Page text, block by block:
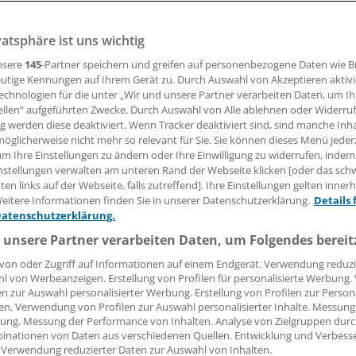
Frühchen-Station: Ein Gutachter bescheinigt den
Kliniken ein "einwandfreies Hygienekonzept". Das soll jetzt
16:05 Uhr
Januar hatten die zum Helios-Konzern gehördenden
(HSK) einen MRSA-Befall in der Neonatologie gemeldet.
Am Donnerstag erklärte die Klinik die
Befund offenbar nicht hausgemacht. Professor Arne
Kommission für Krankenhaushygiene und
habe als externer Gutachter die Station beurteilt.
der Neonatologie der Helios HSK ein einwandfreies
ist uns wichtig
145-Partner speichern und greifen auf personenbezogene Daten wie
Kennungen auf Ihrem Gerät zu. Durch Auswahl von Akzeptieren
für die unter „Wir und unsere Partner verarbeiten Daten, um
aufgeführten Zwecke. Durch Auswahl von Alle ablehnen oder
werden diese deaktiviert. Wenn Tracker deaktiviert sind, sind manche
nicht mehr so relevant für Sie. Sie können dieses Menü
Ihre Einstellungen zu ändern oder Ihre Einwilligung zu widerrufen, indem
verwalten am unteren Rand der Webseite klicken [oder das
links auf der Webseite, falls zutreffend]. Ihre Einstellungen gelten
Informationen finden Sie in unserer Datenschutzerklärung. Details
Partner verarbeiten Daten, um Folgendes
oder Zugriff auf Informationen auf einem Endgerät. Verwendung
von Werbeanzeigen. Erstellung von Profilen für personalisierte
zur Auswahl personalisierter Werbung. Erstellung von Profilen zur
Verwendung von Profilen zur Auswahl personalisierter Inhalte.
Messung der Performance von Inhalten. Analyse von Zielgruppen
von Daten aus verschiedenen Quellen. Entwicklung und
reduzierter Daten zur Auswahl von Inhalten.